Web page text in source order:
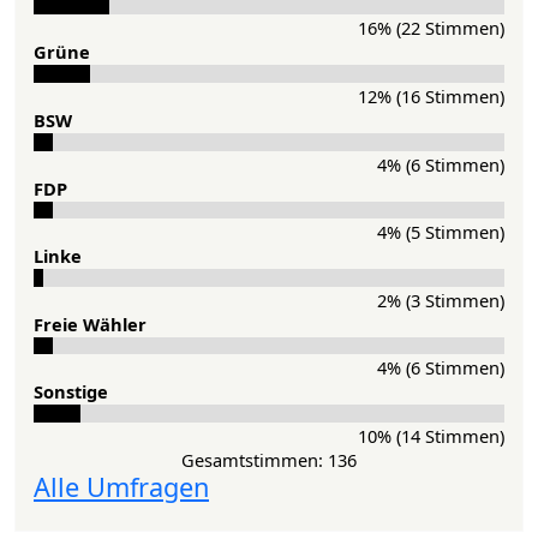
16% (22 Stimmen)
Grü­ne
12% (16 Stimmen)
BSW
4% (6 Stimmen)
FDP
4% (5 Stimmen)
Lin­ke
2% (3 Stimmen)
Freie Wähler
4% (6 Stimmen)
Sonstige
10% (14 Stimmen)
Gesamtstimmen: 136
Alle Umfragen